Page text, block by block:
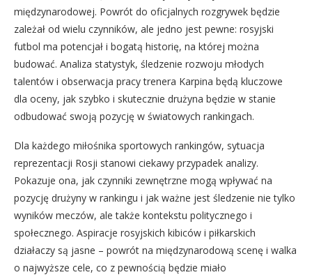
międzynarodowej. Powrót do oficjalnych rozgrywek będzie
zależał od wielu czynników, ale jedno jest pewne: rosyjski
futbol ma potencjał i bogatą historię, na której można
budować. Analiza statystyk, śledzenie rozwoju młodych
talentów i obserwacja pracy trenera Karpina będą kluczowe
dla oceny, jak szybko i skutecznie drużyna będzie w stanie
odbudować swoją pozycję w światowych rankingach.
Dla każdego miłośnika sportowych rankingów, sytuacja
reprezentacji Rosji stanowi ciekawy przypadek analizy.
Pokazuje ona, jak czynniki zewnętrzne mogą wpływać na
pozycję drużyny w rankingu i jak ważne jest śledzenie nie tylko
wyników meczów, ale także kontekstu politycznego i
społecznego. Aspiracje rosyjskich kibiców i piłkarskich
działaczy są jasne – powrót na międzynarodową scenę i walka
o najwyższe cele, co z pewnością będzie miało